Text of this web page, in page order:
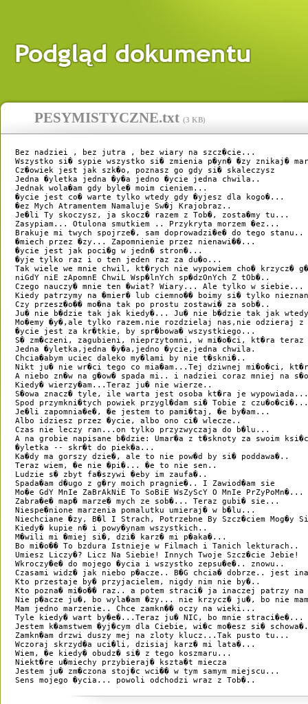
PESYMISTYCZNE.txt (3 KB)
Bez nadziei , bez jutra , bez wiary na szcz�cie...
Wszystko si� sypie wszystko si� zmienia p�yn� �zy znikaj�
Cz�owiek jest jak szk�o, poznasz go gdy si� skaleczysz
Jedna �yletka jedna �y�a jedno �ycie jedna chwila..
Jednak wola�am gdy byle� moim cieniem...
�ycie jest co� warte tylko wtedy gdy �yjesz dla kogo�...
�ez Mych Atramentem Namaluje Sw�j Krajobraz..
Je�li Ty skoczysz, ja skocz� razem z Tob�, zosta�my tu...
Zasypiam... Otulona smutkiem .. Przykryta morzem �ez...
Brakuje mi twych spojrze�, sam doprowadzi�e� do tego stanu..
�miech przez �zy... Zapomnienie przez nienawi��...
�ycie jest jak poci�g w jedn� stron�...
�yje tylko raz i o ten jeden raz za du�o...
Tak wiele we mnie chwil, kt�rych nie wypowiem cho� krzycz�
niGdY niE zApomnE ChwiL Wsp�lnYch sp�dzOnYch Z tOb�..
Czego nauczy� mnie ten �wiat? Wiary... Ale tylko w siebie...
Kiedy patrzymy na �mier� lub ciemno�� boimy si� tylko
Czy przesz�o�� mo�na tak po prostu zostawi� za sob�..
Ju� nie b�dzie tak jak kiedy�... Ju� nie b�dzie tak jak
Mo�emy �y�,ale tylko razem.nie rozdzielaj nas,nie odzieraj z
�ycie jest za kr�tkie, by spr�bowa� wszystkiego...
S� zm�czeni, zagubieni, nieprzytomni, w mi�o�ci, kt�ra
Jedna �yletka,jedna �y�a,jedno �ycie,jedna chwila.
Chcia�abym uciec daleko my�lami by nie t�skni�..
Nikt ju� nie wr�ci tego co mia�am...Tej dziwnej mi�o�ci,
A niebo zn�w na g�ow� spada mi.. i nadziei coraz mniej na
Kiedy� wierzy�am...Teraz ju� nie wierze..
S�owa znacz� tyle, ile warta jest osoba kt�ra je wypowiada...
Spod przymkni�tych powiek przygl�dam si� Tobie z czu�o�ci�...
Je�li zapomnia�e�, �e jestem to pami�taj, �e by�am...
Albo idziesz przez �ycie, albo ono ci� wlecze..
Czas nie leczy ran...on tylko przyzwyczaja do b�lu...
A na grobie napisane b�dzie: Umar�a z t�sknoty za swoim
�yletka -- skr�t do piek�a...
Ka�dy ma gorszy dzie�, ale to nie pow�d by si� poddawa�..
Teraz wiem, �e nie �pi�... �e to nie sen..
Ludzie s� zbyt fa�szywi �eby im zaufa�..
Spada�am d�ugo z g�ry moich pragnie�.. I Zawiod�am sie
Mo�e GdY MnIe ZaBrAkNiE To SoBiE WsZyScY O MnIe PrZyPoMn�...
Zabra�e� map� marze� mych ze sob�... Teraz gubi� sie...
Niespe�nione marzenia pomalutku umieraj� w b�lu...
Niechciane �zy, B�l I Strach, Potrzebne By Szcz�ciem Mog�y
Kiedy� kupie n� i powy�ynam wszystkich..
M�wili mi �miej si�, dzi� karz� mi p�aka�...
Bo mi�o�� To bzdura Istnieje w Filmach i Tanich lekturach..
Umiesz Liczy�? Licz Na Siebie! Innych Twoje Szcz�cie Jebie!
Wkroczy�e� do mojego �ycia i wszystko zepsu�e�.. znowu..
Czasami widz� jak niebo p�acze.. B�G chcia� dobrze.. jest
Kto przestaje by� przyjacielem, nigdy nim nie by�..
Kto pozna� mi�o�� raz.. a potem straci� ja inaczej patrzy
Nie p�acze ju�, bo wyla�am �zy... nie krzycz� ju�, bo nie
Mam jedno marzenie.. Chce zamkn�� oczy na wieki...
Tyle kiedy� wart by�e�...Teraz ju� NIC, bo mnie straci�e�...
Jestem k�amstwem �yj�cym dla Ciebie, wi�c mo�esz si�
Zamkn�am drzwi duszy mej na zloty klucz...Tak pusto tu...
Wczoraj skrzyd�a uci�li, dzisiaj karz� mi lata�...
Wiem, �e kiedy� obudz� si� z tego koszmaru...
Niekt�re u�miechy przybieraj� kszta�t miecza
Jestem ju� zm�czona stoj�c wci�� w tym samym miejscu...